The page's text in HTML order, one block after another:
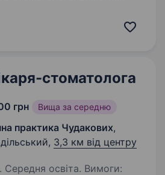
швидкість, акуратність,
стоматолога
грн Вища за середню
практика Чудакових,
3,3 км від центру
освіта. Вимоги: